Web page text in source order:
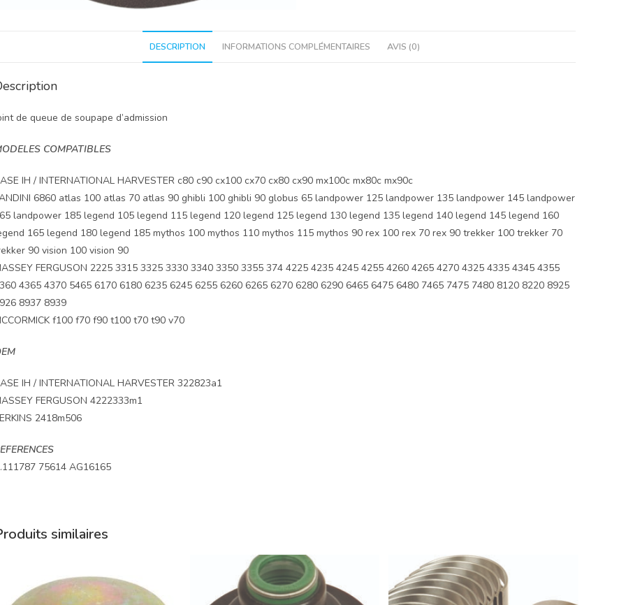
DESCRIPTION INFORMATIONS COMPLÉMENTAIRES AVIS (0)
de queue de soupape d’admission
COMPATIBLES
IH / INTERNATIONAL HARVESTER c80 c90 cx100 cx70 cx80 cx90 mx100c mx80c mx90c
6860 atlas 100 atlas 70 atlas 90 ghibli 100 ghibli 90 globus 65 landpower 125 landpower 135 landpower 145 landpower
landpower 185 legend 105 legend 115 legend 120 legend 125 legend 130 legend 135 legend 140 legend 145 legend 160
165 legend 180 legend 185 mythos 100 mythos 110 mythos 115 mythos 90 rex 100 rex 70 rex 90 trekker 100 trekker 70
90 vision 100 vision 90
FERGUSON 2225 3315 3325 3330 3340 3350 3355 374 4225 4235 4245 4255 4260 4265 4270 4325 4335 4345 4355
4365 4370 5465 6170 6180 6235 6245 6255 6260 6265 6270 6280 6290 6465 6475 6480 7465 7475 7480 8120 8220 8925
8937 8939
f100 f70 f90 t100 t70 t90 v70
IH / INTERNATIONAL HARVESTER 322823a1
FERGUSON 4222333m1
2418m506
75614 AG16165
similaires